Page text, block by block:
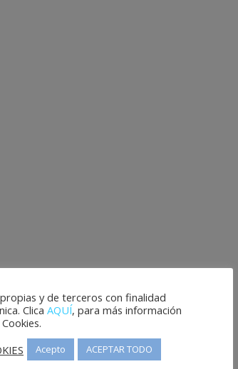
y de terceros con finalidad
Clica AQUÍ, para más información
Acepto ACEPTAR TODO